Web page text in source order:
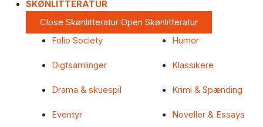
SKØNLITTERATUR
Close Skønlitteratur Open Skønlitteratur
Folio Society
Digtsamlinger
Drama & skuespil
Eventyr
Humor
Klassikere
Krimi & Spænding
Noveller & Essays